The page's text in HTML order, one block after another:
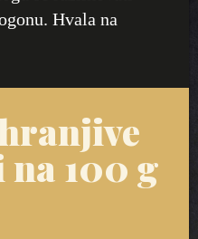
Hvala na
100 g